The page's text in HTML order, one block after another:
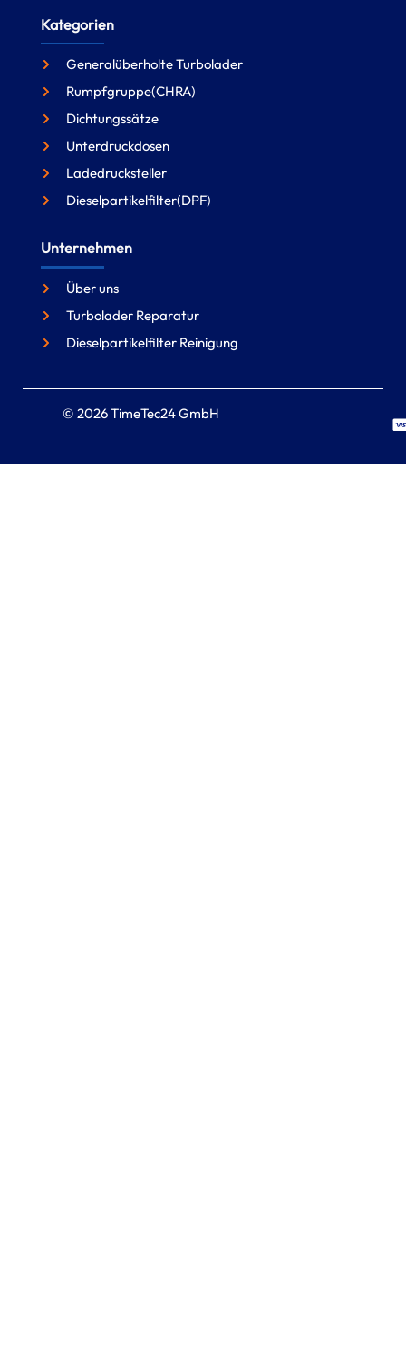
Kategorien
Generalüberholte Turbolader
Rumpfgruppe(CHRA)
Dichtungssätze
Unterdruckdosen
Ladedrucksteller
Dieselpartikelfilter(DPF)
Unternehmen
Über uns
Turbolader Reparatur
Dieselpartikelfilter Reinigung
© 2026 TimeTec24 GmbH